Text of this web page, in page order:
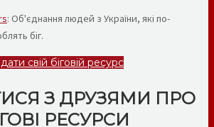
: Об'єднання людей з України, які по-
біг.
свій біговій ресурс
З ДРУЗЯМИ ПРО
РЕСУРСИ